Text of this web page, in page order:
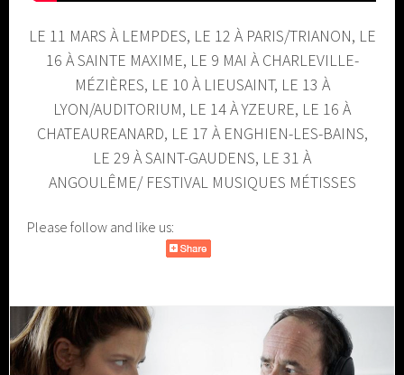
LE 11 MARS À LEMPDES, LE 12 À PARIS/TRIANON, LE
16 À SAINTE MAXIME, LE 9 MAI À CHARLEVILLE-
MÉZIÈRES, LE 10 À LIEUSAINT, LE 13 À
LYON/AUDITORIUM, LE 14 À YZEURE, LE 16 À
CHATEAUREANARD, LE 17 À ENGHIEN-LES-BAINS,
LE 29 À SAINT-GAUDENS, LE 31 À
ANGOULÊME/FESTIVAL MUSIQUES MÉTISSES
Please follow and like us: